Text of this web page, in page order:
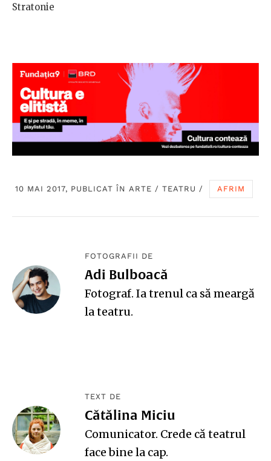
Stratonie
10 MAI 2017, PUBLICAT ÎN ARTE / TEATRU / AFRIM
FOTOGRAFII DE
Adi Bulboacă
Fotograf. Ia trenul ca să meargă
la teatru.
TEXT DE
Cătălina Miciu
Comunicator. Crede că teatrul
face bine la cap.